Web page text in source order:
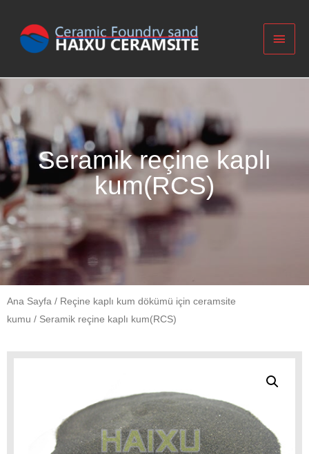
Seramik reçine kaplı
kum(RCS)
Ana Sayfa / Reçine kaplı kum dökümü için ceramsite
kumu / Seramik reçine kaplı kum(RCS)